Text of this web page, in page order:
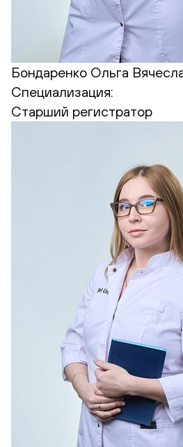
Бондаренко Ольга
Специализация:
Старший регистратор